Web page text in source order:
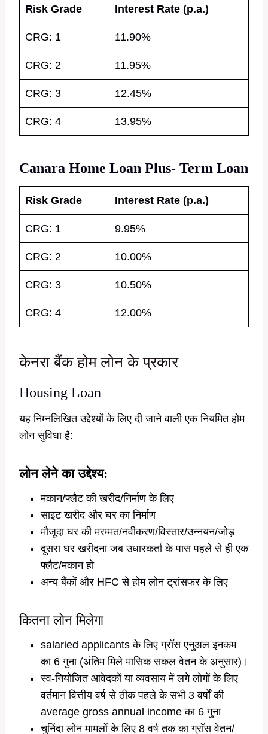
Risk Grade Interest Rate (p.a.)
CRG: 1 11.90%
CRG: 2 11.95%
CRG: 3 12.45%
CRG: 4 13.95%
Canara Home Loan Plus- Term Loan
Risk Grade Interest Rate (p.a.)
CRG: 1 9.95%
CRG: 2 10.00%
CRG: 3 10.50%
CRG: 4 12.00%
केनरा बैंक होम लोन के प्रकार
Housing Loan
यह निम्नलिखित उद्देश्यों के लिए दी जाने वाली एक नियमित होम
लोन सुविधा है:
लोन लेने का उद्देश्य:
मकान/फ्लैट की खरीद/निर्माण के लिए
साइट खरीद और घर का निर्माण
मौजूदा घर की मरम्मत/नवीकरण/विस्तार/उन्नयन/जोड़
दूसरा घर खरीदना जब उधारकर्ता के पास पहले से ही एक
फ्लैट/मकान हो
अन्य बैंकों और HFC से होम लोन ट्रांसफर के लिए
कितना लोन मिलेगा
salaried applicants के लिए ग्रॉस एनुअल इनकम
का 6 गुना (अंतिम मिले मासिक सकल वेतन के अनुसार)।
स्व-नियोजित आवेदकों या व्यवसाय में लगे लोगों के लिए
वर्तमान वित्तीय वर्ष से ठीक पहले के सभी 3 वर्षों की
average gross annual income का 6 गुना
चुनिंदा लोन मामलों के लिए 8 वर्ष तक का ग्रॉस वेतन/